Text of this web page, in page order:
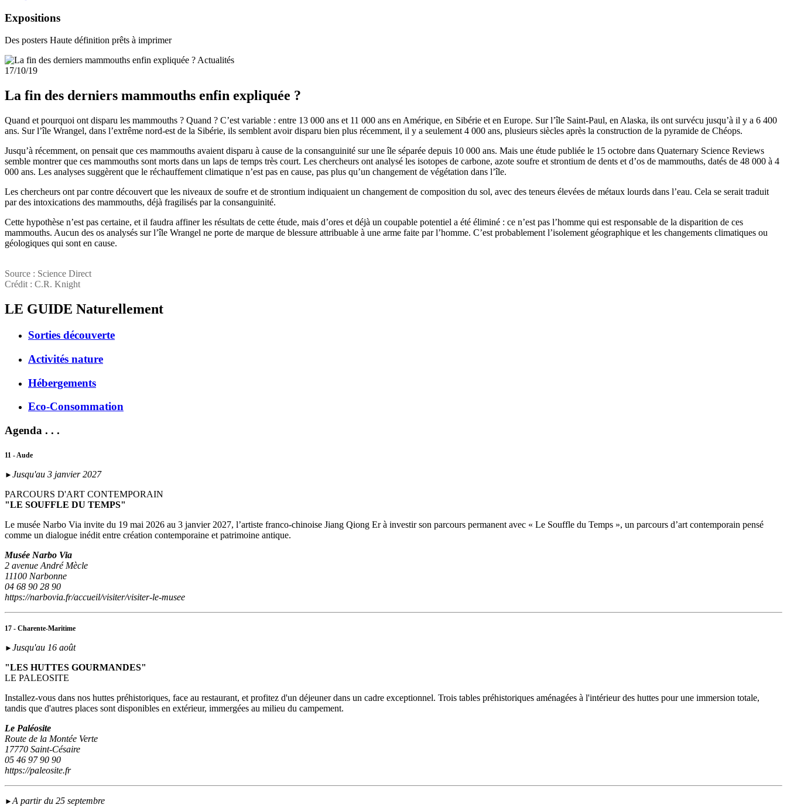
Expositions
Des posters Haute définition prêts à imprimer
Actualités
17/10/19
La fin des derniers mammouths enfin expliquée ?
Quand et pourquoi ont disparu les mammouths ? Quand ? C’est variable : entre 13 000 ans et 11 000 ans en Amérique, en Sibérie et en Europe. Sur l’île Saint-Paul, en Alaska, ils ont survécu jusqu’à il y a 6 400
ans. Sur l’île Wrangel, dans l’extrême nord-est de la Sibérie, ils semblent avoir disparu bien plus récemment, il y a seulement 4 000 ans, plusieurs siècles après la construction de la pyramide de Chéops.
Jusqu’à récemment, on pensait que ces mammouths avaient disparu à cause de la consanguinité sur une île séparée depuis 10 000 ans. Mais une étude publiée le 15 octobre dans Quaternary Science Reviews
semble montrer que ces mammouths sont morts dans un laps de temps très court. Les chercheurs ont analysé les isotopes de carbone, azote soufre et strontium de dents et d’os de mammouths, datés de 48 000 à 4
000 ans. Les analyses suggèrent que le réchauffement climatique n’est pas en cause, pas plus qu’un changement de végétation dans l’île.
Les chercheurs ont par contre découvert que les niveaux de soufre et de strontium indiquaient un changement de composition du sol, avec des teneurs élevées de métaux lourds dans l’eau. Cela se serait traduit
par des intoxications des mammouths, déjà fragilisés par la consanguinité.
Cette hypothèse n’est pas certaine, et il faudra affiner les résultats de cette étude, mais d’ores et déjà un coupable potentiel a été éliminé : ce n’est pas l’homme qui est responsable de la disparition de ces
mammouths. Aucun des os analysés sur l’île Wrangel ne porte de marque de blessure attribuable à une arme faite par l’homme. C’est probablement l’isolement géographique et les changements climatiques ou
géologiques qui sont en cause.
Source : Science Direct
Crédit : C.R. Knight
LE GUIDE Naturellement
Sorties découverte
Activités nature
Hébergements
Eco-Consommation
Agenda . . .
11 - Aude
► Jusqu'au 3 janvier 2027
PARCOURS D'ART CONTEMPORAIN
"LE SOUFFLE DU TEMPS"
Le musée Narbo Via invite du 19 mai 2026 au 3 janvier 2027, l’artiste franco-chinoise Jiang Qiong Er à investir son parcours permanent avec « Le Souffle du Temps », un parcours d’art contemporain pensé
comme un dialogue inédit entre création contemporaine et patrimoine antique.
Musée Narbo Via
2 avenue André Mècle
11100 Narbonne
04 68 90 28 90
https://narbovia.fr/accueil/visiter/visiter-le-musee
17 - Charente-Maritime
► Jusqu'au 16 août
"LES HUTTES GOURMANDES"
LE PALEOSITE
Installez-vous dans nos huttes préhistoriques, face au restaurant, et profitez d'un déjeuner dans un cadre exceptionnel. Trois tables préhistoriques aménagées à l'intérieur des huttes pour une immersion totale,
tandis que d'autres places sont disponibles en extérieur, immergées au milieu du campement.
Le Paléosite
Route de la Montée Verte
17770 Saint-Césaire
05 46 97 90 90
https://paleosite.fr
►A partir du 25 septembre